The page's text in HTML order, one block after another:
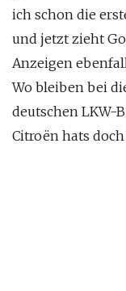
ich schon die
und jetzt zieht
Anzeigen
Wo bleiben bei
deutschen LKW-
Citroën hats